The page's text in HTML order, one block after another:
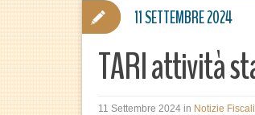
TARI attività
11 Settembre 2024 in Notizie Fiscali
11 SETTEMBRE 2024